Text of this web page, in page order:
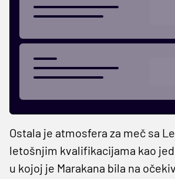
Ostala je atmosfera za meč sa
letošnjim kvalifikacijama kao
u kojoj je Marakana bila na